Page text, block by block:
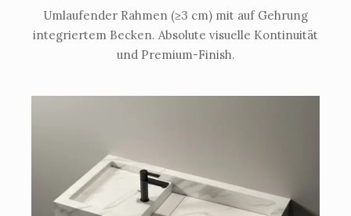
Umlaufender Rahmen (≥3 cm) mit auf Gehrung
integriertem Becken. Absolute visuelle Kontinuität
und Premium-Finish.